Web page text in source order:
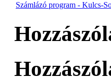
Számlázó program - Kulcs-